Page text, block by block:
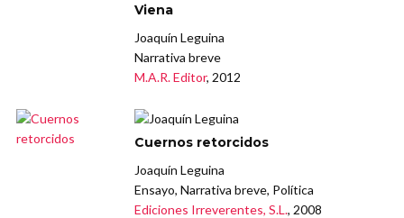
Viena
Joaquín Leguina
Narrativa breve
M.A.R. Editor, 2012
Cuernos retorcidos
Joaquín Leguina
Ensayo, Narrativa breve, Política
Ediciones Irreverentes, S.L., 2008